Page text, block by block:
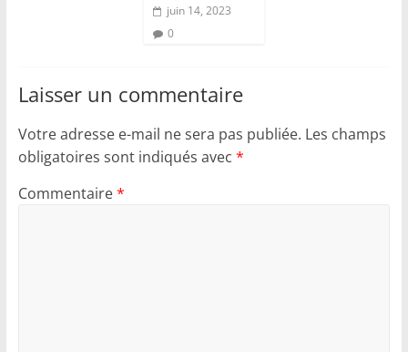
juin 14, 2023
0
Laisser un commentaire
Votre adresse e-mail ne sera pas publiée. Les champs
obligatoires sont indiqués avec *
Commentaire*